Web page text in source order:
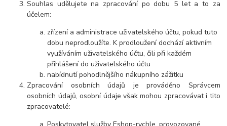
Souhlas udělujete na zpracování po dobu 5 leta to za
účelem:
zřízení a administrace uživatelského účtu, pokud tuto
dobu neprodloužíte. K prodloužení dochází aktivním
využíváním uživatelského účtu, čili při každém
přihlášení do uživatelského účtu
nabídnutí pohodlnějšího nákupního zážitku
Zpracování osobních údajů je prováděno Správcem
osobních údajů, osobní údaje však mohou zpracovávat i tito
zpracovatelé: